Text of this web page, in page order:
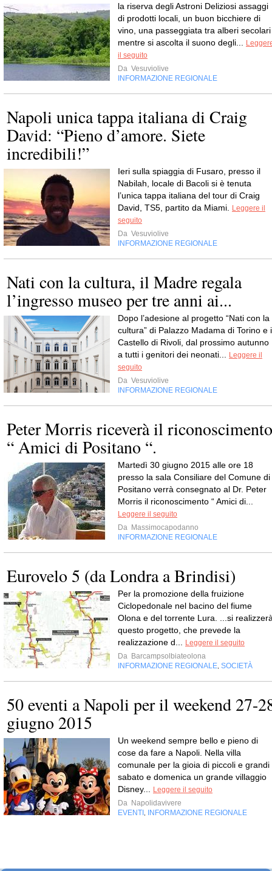
la riserva degli Astroni Deliziosi assaggi
di prodotti locali, un buon bicchiere di
vino, una passeggiata tra alberi secolari
mentre si ascolta il suono degli...
il seguito
Da Vesuviolive
INFORMAZIONE REGIONALE
Napoli unica tappa italiana di Craig
David: “Pieno d’amore. Siete
incredibili!”
Ieri sulla spiaggia di Fusaro, presso il
Nabilah, locale di Bacoli si è tenuta
l’unica tappa italiana del tour di Craig
David, TS5, partito da Miami.
Leggere il
seguito
Da Vesuviolive
INFORMAZIONE REGIONALE
Nati con la cultura, il Madre regala
l’ingresso museo per tre anni ai...
Dopo l’adesione al progetto “Nati con la
cultura” di Palazzo Madama di Torino e
Castello di Rivoli, dal prossimo autunno
a tutti i genitori dei neonati...
Leggere il
seguito
Da Vesuviolive
INFORMAZIONE REGIONALE
Peter Morris riceverà il riconoscimento
“ Amici di Positano “.
Martedì 30 giugno 2015 alle ore 18
presso la sala Consiliare del Comune di
Positano verrà consegnato al Dr. Peter
Morris il riconoscimento “ Amici di...
Leggere il seguito
Da Massimocapodanno
INFORMAZIONE REGIONALE
Eurovelo 5 (da Londra a Brindisi)
Per la promozione della fruizione
Ciclopedonale nel bacino del fiume
Olona e del torrente Lura. ...si
questo progetto, che prevede la
realizzazione d...
Leggere il seguito
Da Barcampsolbiateolona
INFORMAZIONE REGIONALE SOCIETÀ
50 eventi a Napoli per il weekend 27-
giugno 2015
Un weekend sempre bello e pieno di
cose da fare a Napoli. Nella villa
comunale per la gioia di piccoli e grandi
sabato e domenica un grande villaggio
Disney...
Leggere il seguito
Da Napolidavivere
EVENTI INFORMAZIONE REGIONALE